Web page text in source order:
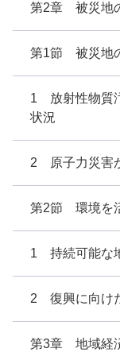
第2章 被災地
第1節 被災地
1 放射性物質
状況
2 原子力災害
第2節 環境を
1 持続可能な
2 復興に向け
第3章 地域経